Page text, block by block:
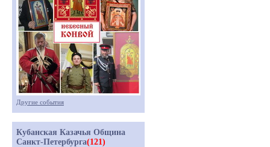
Другие события
Кубанская Казачья Община
Санкт-Петербурга(121)